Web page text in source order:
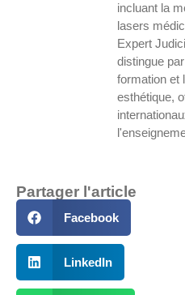
incluant la
lasers
Expert
distingue
formation et
esthétique,
Partager l'article
Facebook
LinkedIn